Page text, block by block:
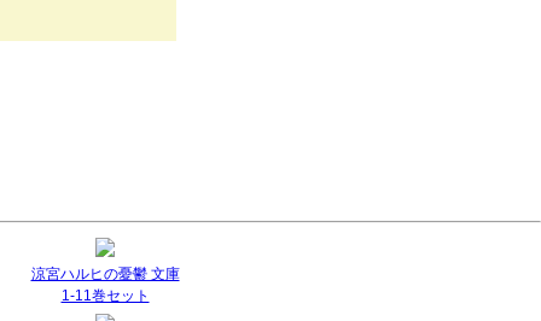
涼宮ハルヒの憂鬱 文庫
1-11巻セット